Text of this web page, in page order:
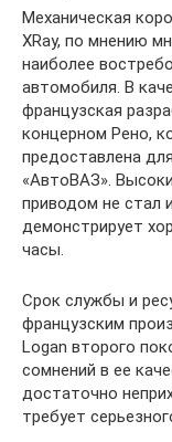
Механическая
XRay, по мнению
наиболее
автомобиля. В
французская
концерном Рено,
предоставлена
«АвтоВАЗ».
приводом не стал
демонстрирует
часы.
Срок службы и
французским
Logan второго
сомнений в ее
достаточно
требует